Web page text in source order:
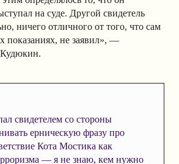
на суде. Другой свидетель
ничего отличного от того, что сам
показаниях, не заявил», —
свидетелем со стороны
ерническую фразу про
Кота Мостика как
— я не знаю, кем нужно